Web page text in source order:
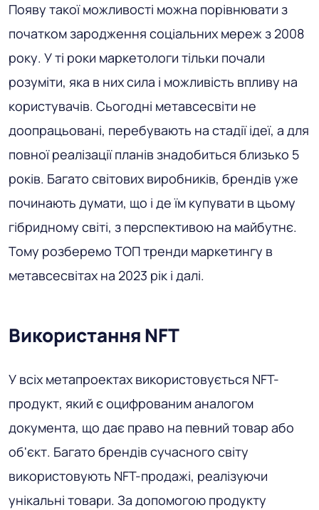
Появу такої можливості можна порівнювати з
початком зародження соціальних мереж з 2008
року. У ті роки маркетологи тільки почали
розуміти, яка в них сила і можливість впливу на
користувачів. Сьогодні метавсесвіти не
доопрацьовані, перебувають на стадії ідеї, а для
повної реалізації планів знадобиться близько 5
років. Багато світових виробників, брендів уже
починають думати, що і де їм купувати в цьому
гібридному світі, з перспективою на майбутнє.
Тому розберемо ТОП тренди маркетингу в
метавсесвітах на 2023 рік і далі.
Використання NFT
У всіх метапроектах використовується NFT-
продукт, який є оцифрованим аналогом
документа, що дає право на певний товар або
об'єкт. Багато брендів сучасного світу
використовують NFT-продажі, реалізуючи
унікальні товари. За допомогою продукту